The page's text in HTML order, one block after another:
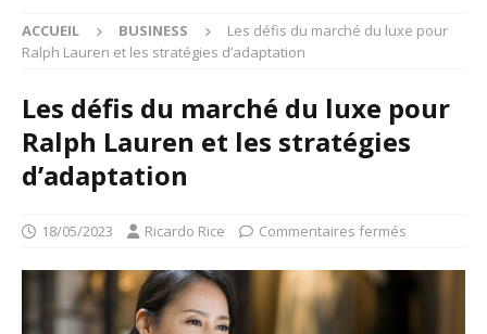
ACCUEIL BUSINESS
Les défis du marché du luxe pour
Ralph Lauren et les stratégies d’adaptation
Les défis du marché du luxe pour
Ralph Lauren et les stratégies
d’adaptation
18/05/2023 Ricardo Rice Commentaires fermés